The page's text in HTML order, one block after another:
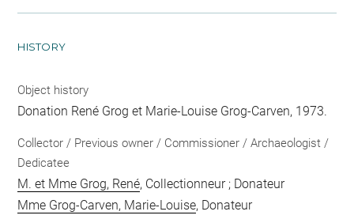
HISTORY
Object history
Donation René Grog et Marie-Louise Grog-Carven, 1973.
Collector / Previous owner / Commissioner / Archaeologist /
Dedicatee
M. et Mme Grog, René, Collectionneur ; Donateur
Mme Grog-Carven, Marie-Louise, Donateur